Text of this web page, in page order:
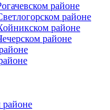
районе
районе
районе
районе